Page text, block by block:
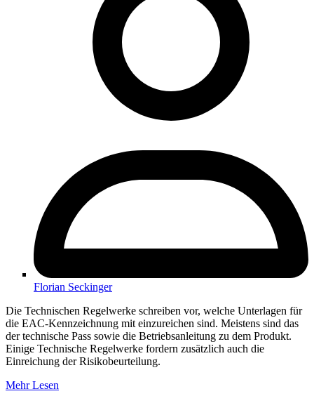
Florian Seckinger
Die Technischen Regelwerke schreiben vor, welche Unterlagen für
die EAC-Kennzeichnung mit einzureichen sind. Meistens sind das
der technische Pass sowie die Betriebsanleitung zu dem Produkt.
Einige Technische Regelwerke fordern zusätzlich auch die
Einreichung der Risikobeurteilung.
Mehr Lesen